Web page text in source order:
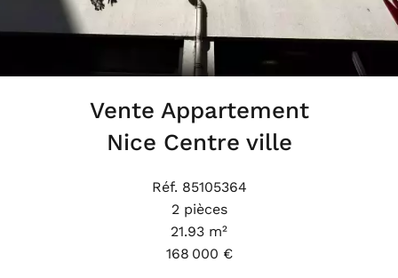
Vente Appartement
Nice Centre ville
Réf. 85105364
2 pièces
21.93 m²
168 000 €